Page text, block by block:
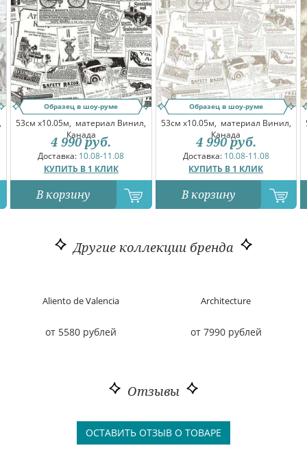
Образец в шоу-руме
53см x10.05м, материал Винил,
Канада
Доставка: 10.08-11.08
КУПИТЬ В 1 КЛИК
4 990 руб.
В корзину
Образец в шоу-руме
53см x10.05м, материал Винил,
Канада
Доставка: 10.08-11.08
КУПИТЬ В 1 КЛИК
4 990 руб.
В корзину
Другие коллекции бренда
Aliento de Valencia
от 5580 рублей
Architecture
от 7990 рублей
Отзывы
ОСТАВИТЬ ОТЗЫВ О ТОВАРЕ